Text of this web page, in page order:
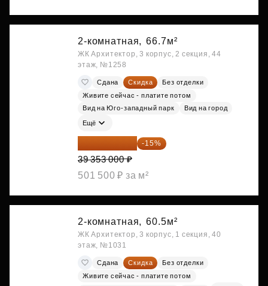
2-комнатная, 66.7м²
ЖК Архитектор, 3 корпус, 2 секция, 44
этаж, №1258
Сдана Скидка
Без отделки
Живите сейчас - платите потом
Вид на Юго-западный парк
Вид на город
Ещё
33 450 050 ₽ -15%
39 353 000 ₽
501 500 ₽ за м²
2-комнатная, 60.5м²
ЖК Архитектор, 3 корпус, 1 секция, 40
этаж, №1031
Сдана Скидка
Без отделки
Живите сейчас - платите потом